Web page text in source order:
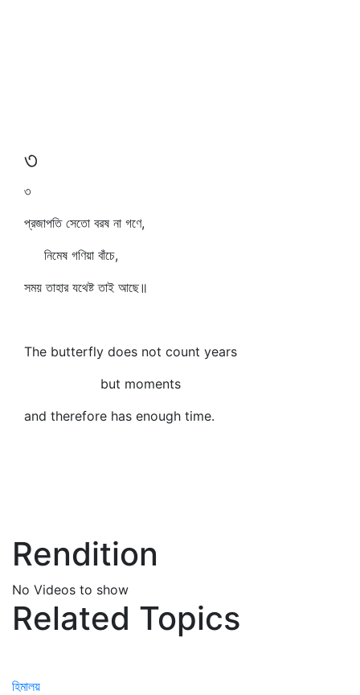
৩
৩
প্রজাপতি সেতো বরষ না গণে,
নিমেষ গণিয়া বাঁচে,
সময় তাহার যথেষ্ট তাই আছে॥
The butterfly does not count years
but moments
and therefore has enough time.
Rendition
No Videos to show
Related Topics
হিমালয়